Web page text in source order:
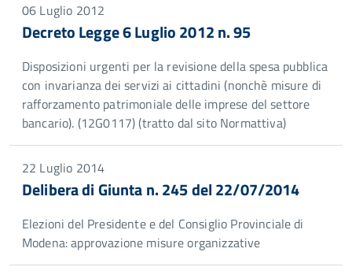
06 Luglio 2012
Decreto Legge 6 Luglio 2012 n. 95
Disposizioni urgenti per la revisione della spesa pubblica
con invarianza dei servizi ai cittadini (nonchè misure di
rafforzamento patrimoniale delle imprese del settore
bancario). (12G0117) (tratto dal sito Normattiva)
22 Luglio 2014
Delibera di Giunta n. 245 del 22/07/2014
Elezioni del Presidente e del Consiglio Provinciale di
Modena: approvazione misure organizzative